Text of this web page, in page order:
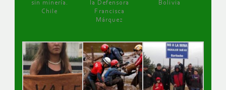
sin minería.
Chile
la Defensora
Francisca
Márquez
Bolivia